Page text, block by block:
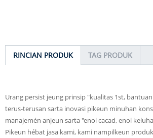
RINCIAN PRODUK TAG PRODUK
Urang persist jeung prinsip "kualitas 1st,
terus-terusan sarta inovasi pikeun minuhan
manajemén anjeun sarta "enol cacad, enol
Pikeun hébat jasa kami, kami nampilkeun